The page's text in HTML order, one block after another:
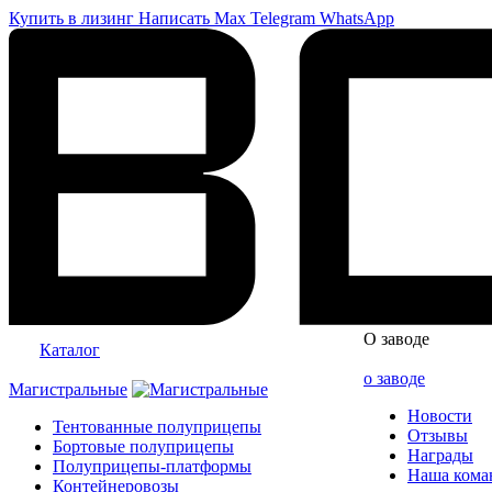
Купить в лизинг Написать Max Telegram WhatsApp
Каталог
Магистральные
Тентованные полуприцепы
Бортовые полуприцепы
Полуприцепы-платформы
Контейнеровозы
О заводе
о заводе
Новости
Отзывы
Награды
Наша